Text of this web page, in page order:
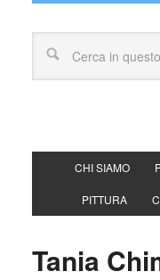
CHI SIAMO
PITTURA
Tania